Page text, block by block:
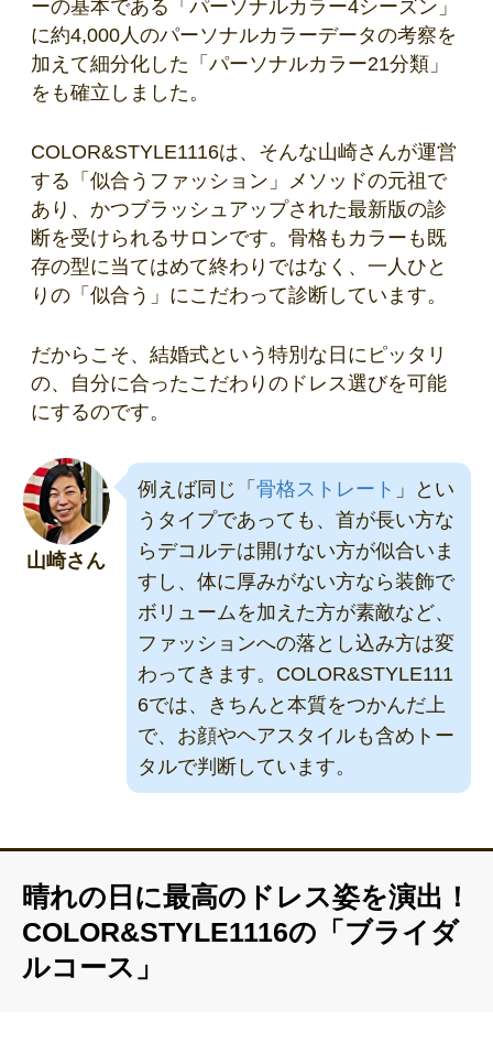
ーの基本である「パーソナルカラー4シーズン」
に約4,000人のパーソナルカラーデータの考察を
加えて細分化した「パーソナルカラー21分類」
をも確立しました。
COLOR&STYLE1116は、そんな山崎さんが運営
する「似合うファッション」メソッドの元祖で
あり、かつブラッシュアップされた最新版の診
断を受けられるサロンです。骨格もカラーも既
存の型に当てはめて終わりではなく、一人ひと
りの「似合う」にこだわって診断しています。
だからこそ、結婚式という特別な日にピッタリ
の、自分に合ったこだわりのドレス選びを可能
にするのです。
山崎さん
例えば同じ「 骨格ストレート 」とい
うタイプであっても、首が長い方な
らデコルテは開けない方が似合いま
すし、体に厚みがない方なら装飾で
ボリュームを加えた方が素敵など、
ファッションへの落とし込み方は変
わってきます。COLOR&STYLE111
6では、きちんと本質をつかんだ上
で、お顔やヘアスタイルも含めトー
タルで判断しています。
晴れの日に最高のドレス姿を演出！
COLOR&STYLE1116の「ブライダ
ルコース」